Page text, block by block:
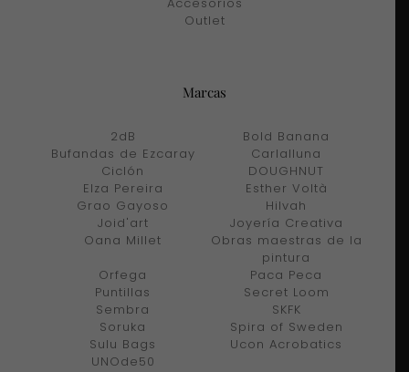
Outlet
Marcas
2dB
Bold Banana
Bufandas de Ezcaray
Carlalluna
Ciclón
DOUGHNUT
Elza Pereira
Esther Voltà
Grao Gayoso
Hilvah
Joid'art
Joyería Creativa
Oana Millet
Obras maestras de la
pintura
Orfega
Paca Peca
Puntillas
Secret Loom
Sembra
SKFK
Soruka
Spira of Sweden
Sulu Bags
Ucon Acrobatics
UNOde50